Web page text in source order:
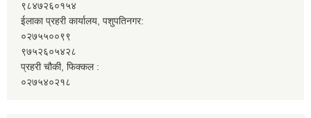
९८४७२६०१५४
ईलाका प्रहरी कार्यालय, पशुपतिनगर:
०२७५५००९९
९७५२६०५४२८
प्रहरी चौकी, फिक्कल :
०२७५४०२१८